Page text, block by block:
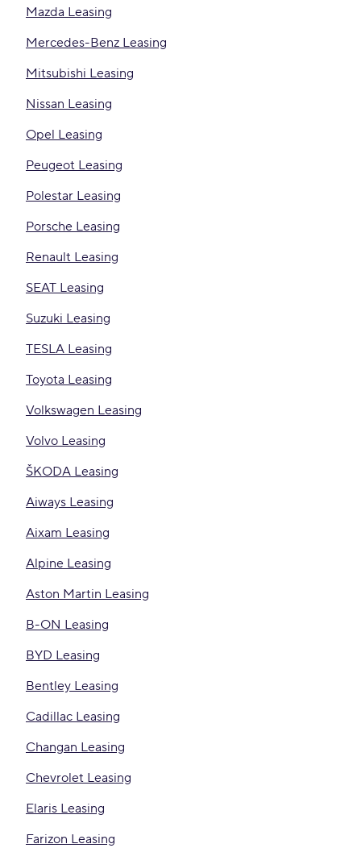
Mazda Leasing
Mercedes-Benz Leasing
Mitsubishi Leasing
Nissan Leasing
Opel Leasing
Peugeot Leasing
Polestar Leasing
Porsche Leasing
Renault Leasing
SEAT Leasing
Suzuki Leasing
TESLA Leasing
Toyota Leasing
Volkswagen Leasing
Volvo Leasing
ŠKODA Leasing
Aiways Leasing
Aixam Leasing
Alpine Leasing
Aston Martin Leasing
B-ON Leasing
BYD Leasing
Bentley Leasing
Cadillac Leasing
Changan Leasing
Chevrolet Leasing
Elaris Leasing
Farizon Leasing